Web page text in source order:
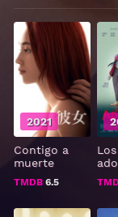
Contigo a
muerte
TMDB 6.5
2021
Los